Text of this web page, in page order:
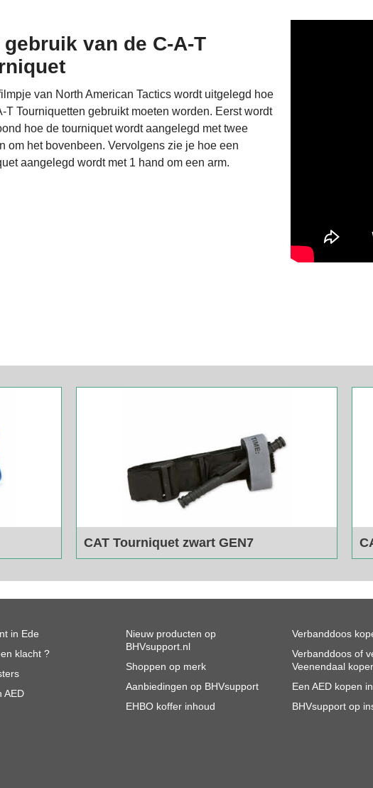
gebruik van de C-A-T
van North American Tactics wordt uitgelegd hoe
T Tourniquetten gebruikt moeten worden. Eerst wordt
hoe de tourniquet wordt aangelegd met twee
om het bovenbeen. Vervolgens zie je hoe een
aangelegd wordt met 1 hand om een arm.
CAT Tourniquet zwart GEN7
in Ede
klacht ?
AED
Nieuw producten op
BHVsupport.nl
Shoppen op merk
Aanbiedingen op BHVsupport
EHBO koffer inhoud
Verbanddoos
Verbanddoos of
Veenendaal
Een AED kopen
BHVsupport op